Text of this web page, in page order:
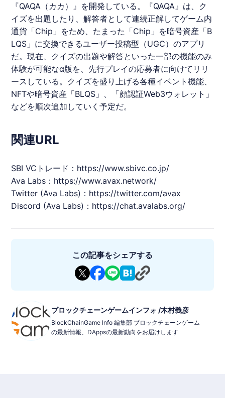
『QAQA（カカ）』を開発している。『QAQA』は、ク
イズを出題したり、解答者として連続正解してゲーム内
通貨「Chip」をため、たまった「Chip」を暗号資産「B
LQS」に交換できるユーザー投稿型（UGC）のアプリ
だ。現在、クイズの出題や解答といった一部の機能のみ
体験が可能なα版を、先行プレイの応募者に向けてリリ
ースしている。クイズを盛り上げる各種イベント機能、
NFTや暗号資産「BLQS」、「顔認証Web3ウォレット」
などを順次追加していく予定だ。
関連URL
SBI VCトレード： https://www.sbivc.co.jp/
Ava Labs： https://www.avax.network/
Twitter (Ava Labs)： https://twitter.com/avax
Discord (Ava Labs)： https://chat.avalabs.org/
この記事をシェアする
ブロックチェーンゲームインフォ /木村義彦
BlockChainGame Info 編集部 ブロックチェーンゲーム
の最新情報、DAppsの最新動向をお届けします